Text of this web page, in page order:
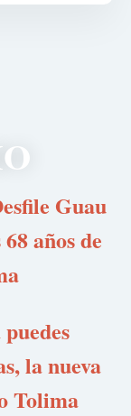
Guau
años de
la nueva
Tolima